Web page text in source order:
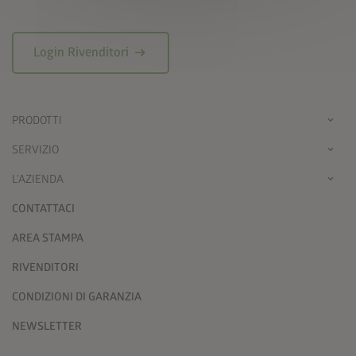
Login Rivenditori arrow_right_alt
PRODOTTI
SERVIZIO
L'AZIENDA
CONTATTACI
AREA STAMPA
RIVENDITORI
CONDIZIONI DI GARANZIA
NEWSLETTER